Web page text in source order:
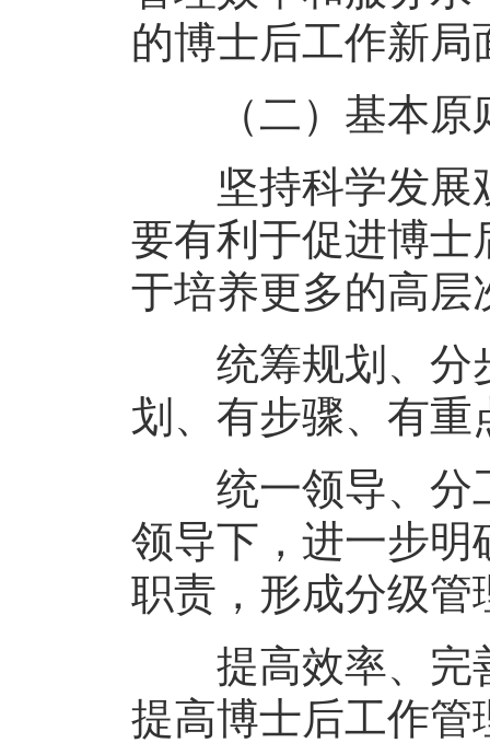
的博士后工作新
（二）基本原
坚持科学发展观
要有利于促进博士
于培养更多的高层
统筹规划、分
划、有步骤、有
统一领导、分工
领导下，进一步明
职责，形成分级管
提高效率、完善
提高博士后工作管